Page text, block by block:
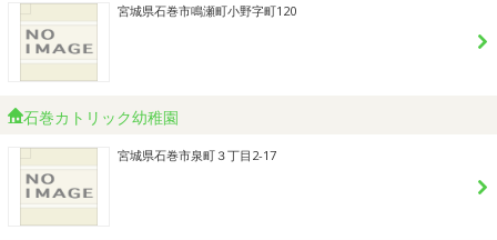
宮城県石巻市鳴瀬町小野字町120
石巻カトリック幼稚園
宮城県石巻市泉町３丁目2-17